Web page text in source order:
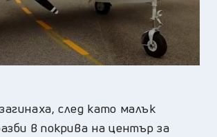
след като малък
в покрива на център за